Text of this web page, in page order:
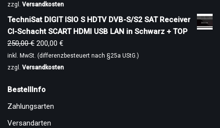
zzgl. Versandkosten
TechniSat DIGIT ISIO S HDTV DVB-S/S2 SAT Receiver
CI-Schacht SCART HDMI USB LAN in Schwarz + TOP
250,00€ 200,00 €
inkl. MwSt. (differenzbesteuert nach §25a UStG.)
zzgl. Versandkosten
BestellInfo
Zahlungsarten
Versandarten